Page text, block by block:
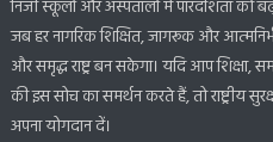
निजी स्कूलों और अस्पतालों में पारदर्शिता को
जब हर नागरिक शिक्षित, जागरूक और
और समृद्ध राष्ट्र बन सकेगा। यदि आप शिक्षा,
की इस सोच का समर्थन करते हैं, तो राष्ट्रीय
अपना योगदान दें।